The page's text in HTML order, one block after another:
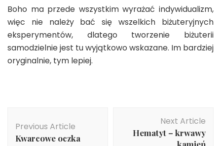
Boho ma przede wszystkim wyrażać indywidualizm,
więc nie należy bać się wszelkich biżuteryjnych
eksperymentów, dlatego tworzenie biżuterii
samodzielnie jest tu wyjątkowo wskazane. Im bardziej
oryginalnie, tym lepiej.
Navigation
Previous Article
Kwarcowe oczka
Next Article
Hematyt – krwawy